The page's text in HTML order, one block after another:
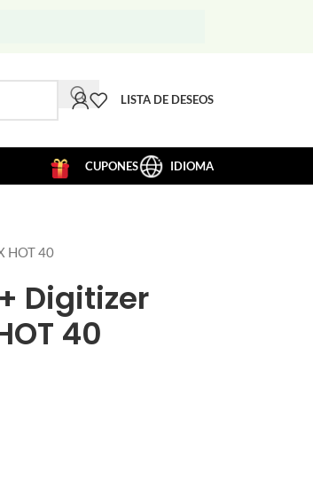
LISTA DE DESEOS
CUPONES IDIOMA
HOT 40
Digitizer
40